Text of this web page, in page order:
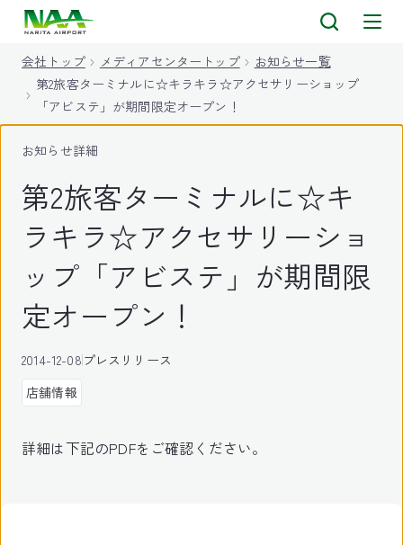
会社トップ メディアセンタートップ
お知らせ一覧
第2旅客ターミナルに☆キラキラ☆アクセサリーショップ
「アビステ」が期間限定オープン！
お知らせ詳細
第2旅客ターミナルに☆キ
ラキラ☆アクセサリーショ
ップ「アビステ」が期間限
定オープン！
2014-12-08プレスリリース
店舗情報
詳細は下記のPDFをご確認ください。